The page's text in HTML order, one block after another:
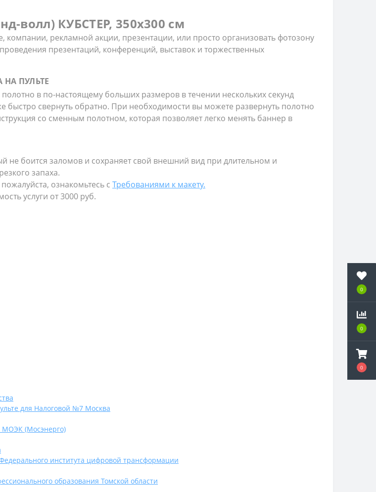
0
0
0
волл) КУБСТЕР, 350х300 см
рекламной акции, презентации, или просто организовать фотозону
презентаций, конференций, выставок и торжественных
ПУЛЬТЕ
в по-настоящему больших размеров в течении нескольких секунд
свернуть обратно. При необходимости вы можете развернуть полотно
со сменным полотном, которая позволяет легко менять баннер в
не боится заломов и сохраняет свой внешний вид при длительном и
запаха.
ознакомьтесь с Требованиями к макету.
услуги от 3000 руб.
для Налоговой №7 Москва
МОЭК (Мосэнерго)
института цифровой трансформации
образования Томской области